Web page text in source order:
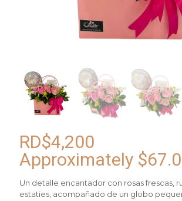
RD$4,200
Approximately $
Un detalle encantador con rosas frescas,
estaties, acompañado de un globo